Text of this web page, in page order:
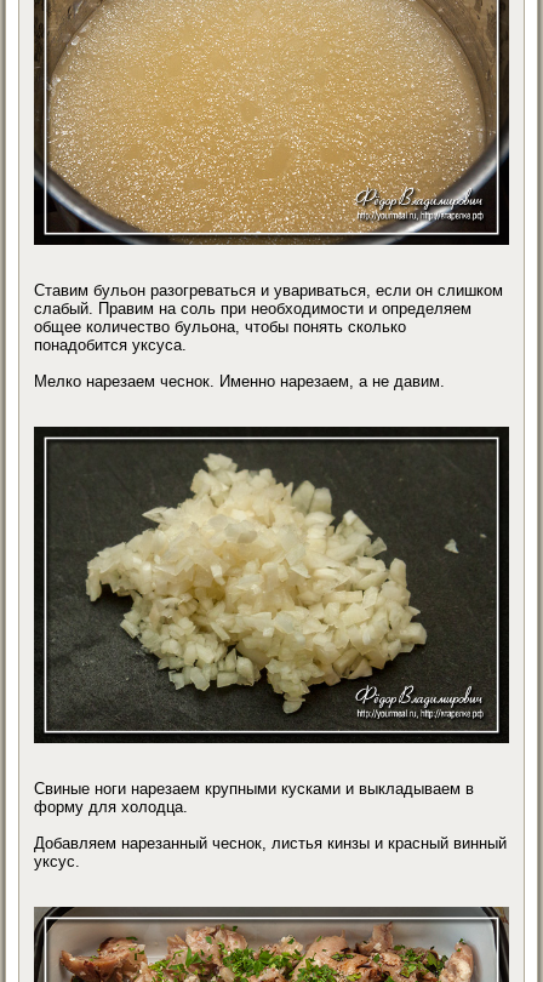
Ставим бульон разогреваться и увариваться, если он слишком
слабый. Правим на соль при необходимости и определяем
общее количество бульона, чтобы понять сколько
понадобится уксуса.
Мелко нарезаем чеснок. Именно нарезаем, а не давим.
Свиные ноги нарезаем крупными кусками и выкладываем в
форму для холодца.
Добавляем нарезанный чеснок, листья кинзы и красный винный
уксус.